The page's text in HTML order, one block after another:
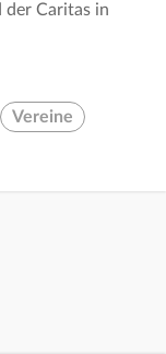
Caritas in
Vereine